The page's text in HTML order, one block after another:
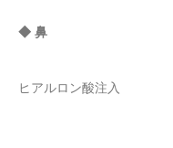
◆ 鼻
ヒアルロン酸注入